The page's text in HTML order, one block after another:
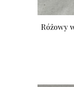
Różowy